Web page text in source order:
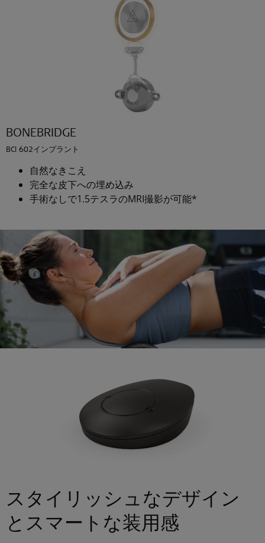
BONEBRIDGE
BCI 602インプラント
自然なきこえ
完全な皮下への埋め込み
手術なしで1.5テスラのMRI撮影が可能*
スタイリッシュなデザイン
とスマートな装用感